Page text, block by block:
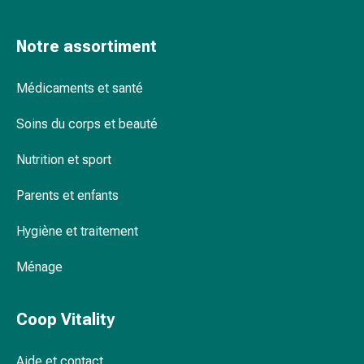
tirer
médicaux
et
yeux
de
Soins
les
Notre assortiment
Médicaments et santé
Soins du corps et beauté
Nutrition et sport
Parents et enfants
Hygiène et traitement
Ménage
Coop Vitality